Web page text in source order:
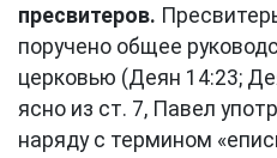
пресвитеров.
поручено общее
церковью (Деян 14:23;
ясно из ст. 7, Павел
наряду с термином